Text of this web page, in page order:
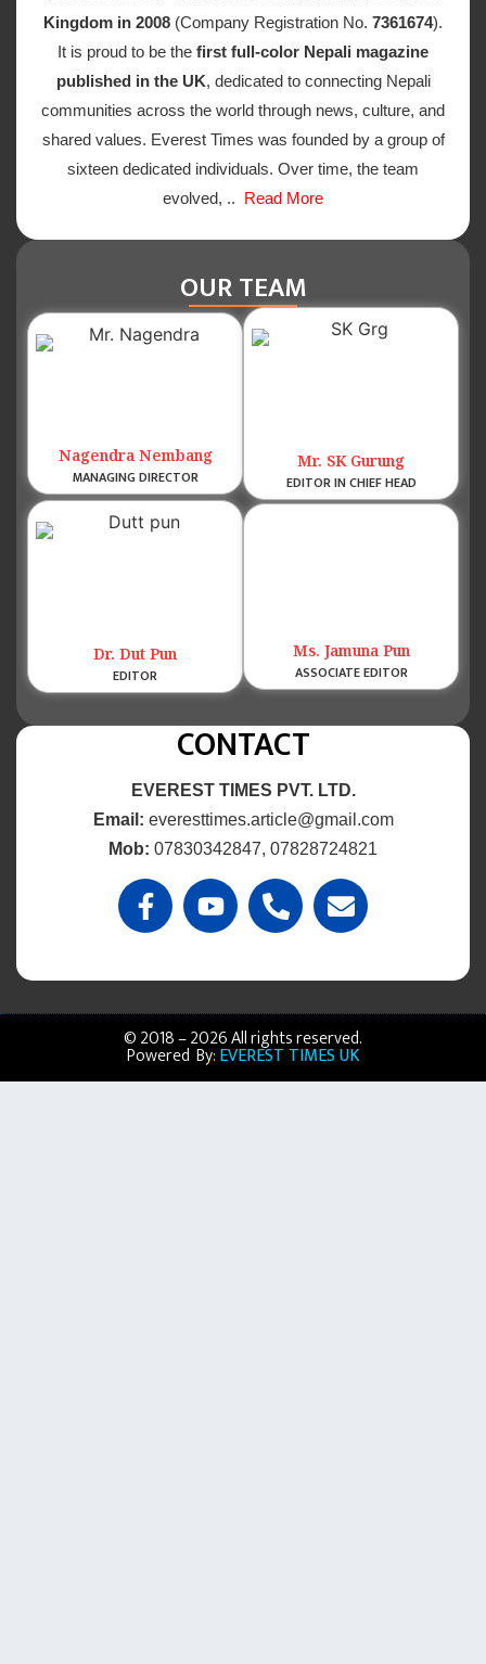
Kingdom in 2008 (Company Registration No. 7361674).
It is proud to be the first full-color Nepali magazine
published in the UK, dedicated to connecting Nepali
communities across the world through news, culture, and
shared values. Everest Times was founded by a group of
sixteen dedicated individuals. Over time, the team
evolved, .. Read More
OUR TEAM
Nagendra Nembang
MANAGING DIRECTOR
Mr. SK Gurung
EDITOR IN CHIEF HEAD
Dr. Dut Pun
EDITOR
Ms. Jamuna Pun
ASSOCIATE EDITOR
CONTACT
EVEREST TIMES PVT. LTD.
Email: everesttimes.article@gmail.com
Mob: 07830342847, 07828724821
© 2018 – 2026 All rights reserved.
Powered By:EVEREST TIMES UK